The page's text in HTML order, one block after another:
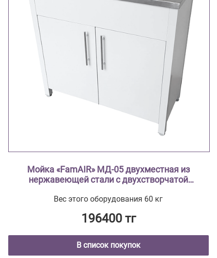
Мойка «FamAIR» МД-05 двухместная из
нержавеющей стали с двухстворчатой
Вес этого оборудования 60 кг
196400 тг
В список покупок